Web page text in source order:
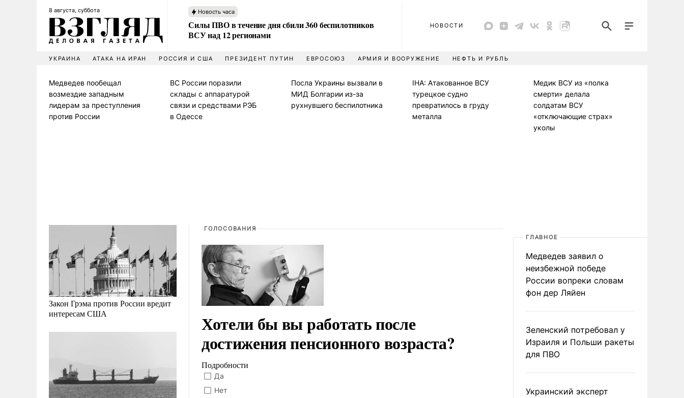
8 августа, суббота Новость часа
Силы ПВО в течение дня сбили 360 беспилотников
ВСУ над 12 регионами
НОВОСТИ
УКРАИНА АТАКА НА ИРАН РОССИЯ И США ПРЕЗИДЕНТ ПУТИН ЕВРОСОЮЗ АРМИЯ И ВООРУЖЕНИЕ НЕФТЬ И РУБЛЬ
Медведев пообещал
возмездие западным
лидерам за преступления
против России
ВС России поразили
склады с аппаратурой
связи и средствами РЭБ
в Одессе
Посла Украины вызвали в
МИД Болгарии из-за
рухнувшего беспилотника
IHA: Атакованное ВСУ
турецкое судно
превратилось в груду
металла
Медик ВСУ из «полка
смерти» делала
солдатам ВСУ
«отключающие страх»
уколы
Закон Грэма против России вредит
интересам США
ГОЛОСОВАНИЯ
Хотели бы вы работать после
достижения пенсионного возраста?
Подробности
Да
Нет
ГЛАВНОЕ
Медведев заявил о
неизбежной победе
России вопреки словам
фон дер Ляйен
Зеленский потребовал у
Израиля и Польши ракеты
для ПВО
Украинский эксперт